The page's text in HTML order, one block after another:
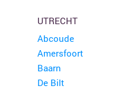
UTRECHT
Abcoude
Amersfoort
Baarn
De Bilt